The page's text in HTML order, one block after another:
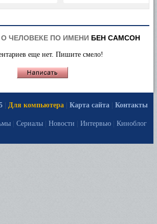
ЧЕЛОВЕКЕ ПО ИМЕНИ БЕН САМСОН
еще нет. Пишите смело!
Для компьютера Карта сайта
Контакты
Сериалы Новости Интервью Киноблог